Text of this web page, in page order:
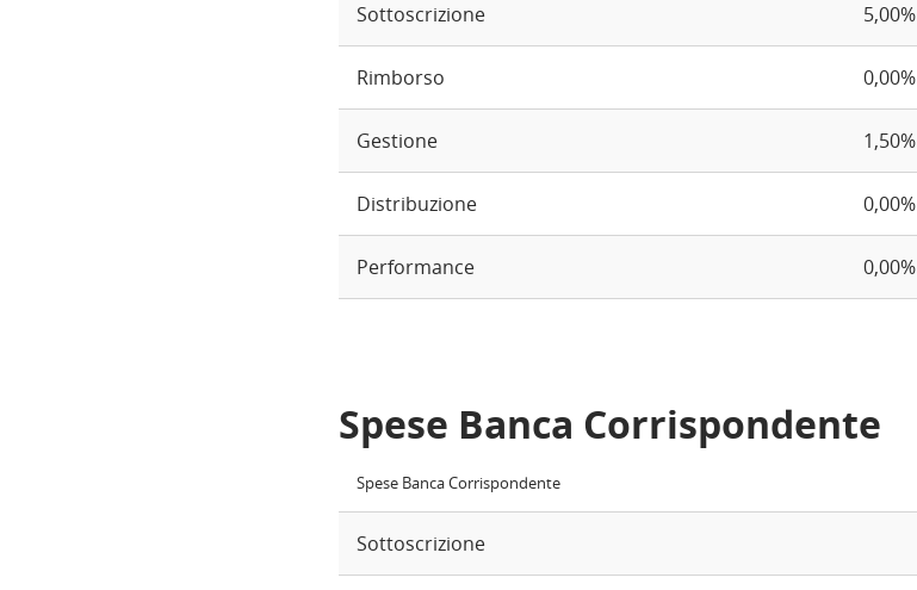
Sottoscrizione 5,00%
Rimborso 0,00%
Gestione 1,50%
Distribuzione 0,00%
Performance 0,00%
Spese Banca Corrispondente
Spese Banca Corrispondente
Sottoscrizione